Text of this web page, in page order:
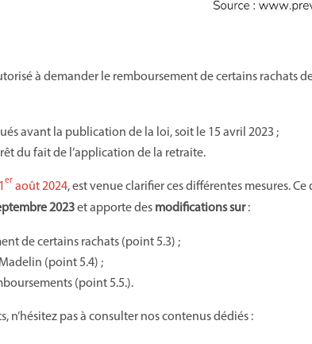
à demander le remboursement de certains rachats
avant la publication de la loi, soit le 15 avril 2023 ;
du fait de l’application de la retraite.
er août 2024, est venue clarifier ces différentes mesures.
2023et apporte des modifications sur:
de certains rachats (point 5.3) ;
(point 5.4) ;
(point 5.5.).
n’hésitez pas à consulter nos contenus dédiés :